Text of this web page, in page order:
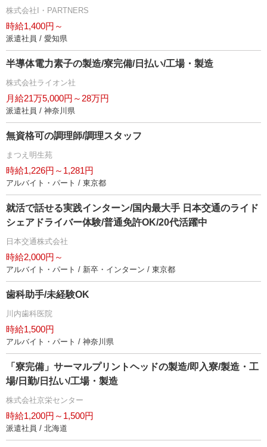
株式会社I・PARTNERS
時給1,400円～
派遣社員 / 愛知県
半導体電力素子の製造/寮完備/日払い/工場・製造
株式会社ライオン社
月給21万5,000円～28万円
派遣社員 / 神奈川県
無資格可の調理師/調理スタッフ
まつえ明生苑
時給1,226円～1,281円
アルバイト・パート / 東京都
就活で話せる実践インターン/国内最大手 日本交通のライド
シェアドライバー体験/普通免許OK/20代活躍中
日本交通株式会社
時給2,000円～
アルバイト・パート / 新卒・インターン / 東京都
歯科助手/未経験OK
川内歯科医院
時給1,500円
アルバイト・パート / 神奈川県
「寮完備」サーマルプリントヘッドの製造/即入寮/製造・工
場/日勤/日払い/工場・製造
株式会社京栄センター
時給1,200円～1,500円
派遣社員 / 北海道